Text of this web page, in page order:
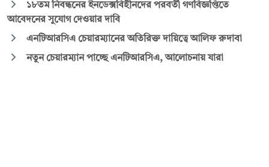
১৮তম নিবন্ধনের ইনডেক্সবিহীনদের পরবর্তী গণবিজ্ঞপ্তিতে
আবেদনের সুযোগ দেওয়ার দাবি
এনটিআরসিএ চেয়ারম্যানের অতিরিক্ত দায়িত্বে আলিফ রুদাবা
নতুন চেয়ারম্যান পাচ্ছে এনটিআরসিএ, আলোচনায় যারা